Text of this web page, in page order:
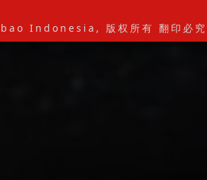
Indonesia, 版权所有 翻印必